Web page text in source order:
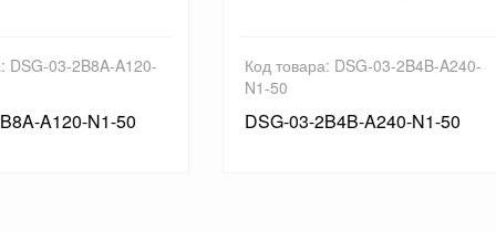
DSG-03-2B4B-A240-
03-2B4B-A240-N1-50
Код товара: DSG-03-2B2B-
DSG-03-2B2B-A100-50